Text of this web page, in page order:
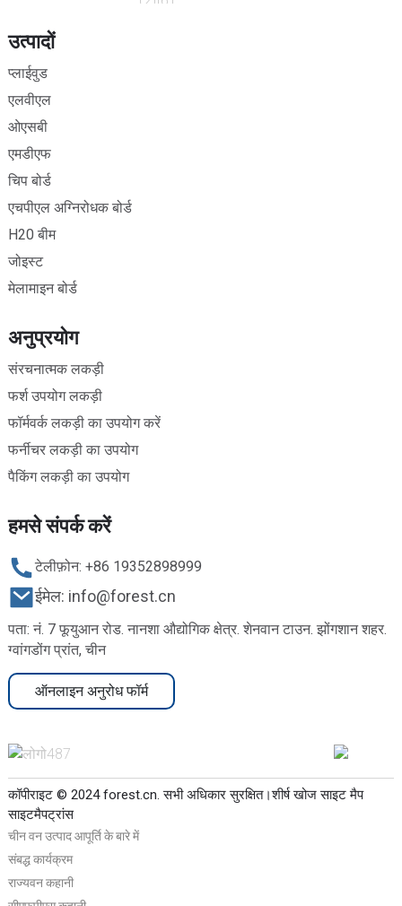
उत्पादों
प्लाईवुड
एलवीएल
ओएसबी
एमडीएफ
चिप बोर्ड
एचपीएल अग्निरोधक बोर्ड
H20 बीम
जोइस्ट
मेलामाइन बोर्ड
अनुप्रयोग
संरचनात्मक लकड़ी
फर्श उपयोग लकड़ी
फॉर्मवर्क लकड़ी का उपयोग करें
फर्नीचर लकड़ी का उपयोग
पैकिंग लकड़ी का उपयोग
हमसे संपर्क करें
टेलीफ़ोन: +86 19352898999
ईमेल: info@forest.cn
पता: नं. 7 फूयुआन रोड. नानशा औद्योगिक क्षेत्र. शेनवान टाउन. झोंगशान शहर.
ग्वांगडोंग प्रांत, चीन
ऑनलाइन अनुरोध फॉर्म
कॉपीराइट © 2024 forest.cn. सभी अधिकार सुरक्षित।शीर्ष खोज साइट मैप
साइटमैपट्रांस
चीन वन उत्पाद आपूर्ति के बारे में
संबद्ध कार्यक्रम
राज्यवन कहानी